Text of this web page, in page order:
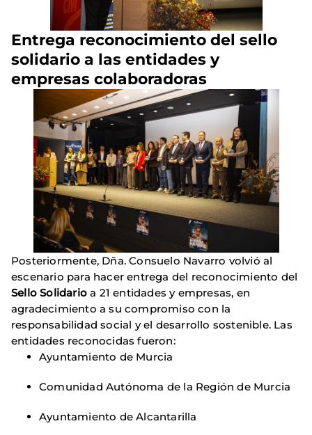
Entrega reconocimiento del sello
solidario a las entidades y
empresas colaboradoras
Posteriormente, Dña. Consuelo Navarro volvió al
escenario para hacer entrega del reconocimiento del
Sello Solidario a 21 entidades y empresas, en
agradecimiento a su compromiso con la
responsabilidad social y el desarrollo sostenible. Las
entidades reconocidas fueron:
Ayuntamiento de Murcia
Comunidad Autónoma de la Región de Murcia
Ayuntamiento de Alcantarilla